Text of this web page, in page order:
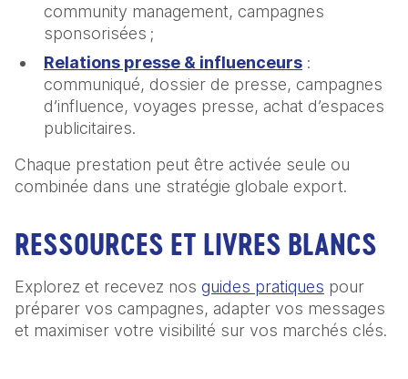
community management, campagnes
sponsorisées ;
Relations presse & influenceurs :
communiqué, dossier de presse, campagnes
d’influence, voyages presse, achat d’espaces
publicitaires.
Chaque prestation peut être activée seule ou
combinée dans une stratégie globale export.
RESSOURCES ET LIVRES BLANCS
Explorez et recevez nos guides pratiques pour
préparer vos campagnes, adapter vos messages
et maximiser votre visibilité sur vos marchés clés.